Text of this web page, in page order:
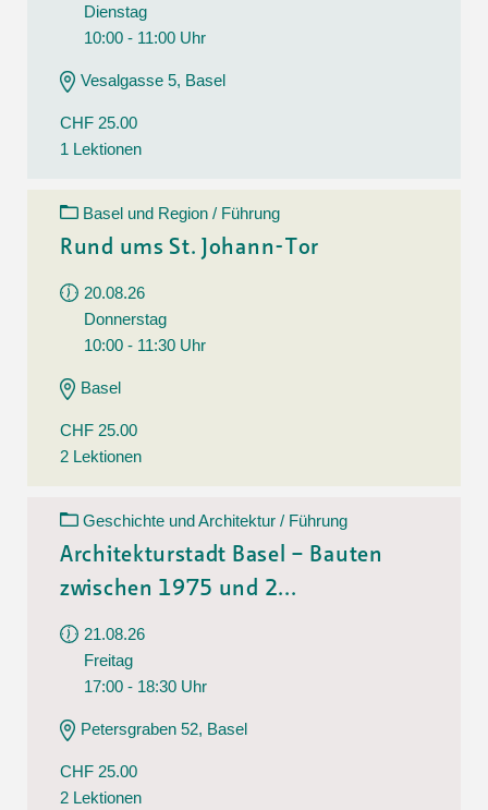
Dienstag
10:00 - 11:00 Uhr
Vesalgasse 5, Basel
CHF 25.00
1 Lektionen
Basel und Region / Führung
Rund ums St. Johann-Tor
20.08.26
Donnerstag
10:00 - 11:30 Uhr
Basel
CHF 25.00
2 Lektionen
Geschichte und Architektur / Führung
Architekturstadt Basel – Bauten
zwischen 1975 und 2...
21.08.26
Freitag
17:00 - 18:30 Uhr
Petersgraben 52, Basel
CHF 25.00
2 Lektionen